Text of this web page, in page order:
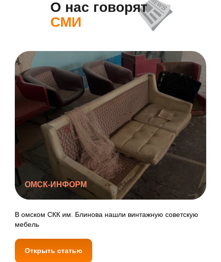
О нас говорят
СМИ
ОМСК-ИНФОРМ
В омском СКК им. Блинова нашли винтажную советскую
мебель
Открыть статью